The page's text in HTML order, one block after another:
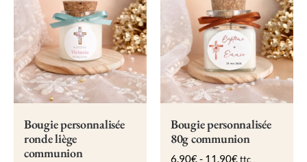
Bougie personnalisée
ronde liège
communion
Bougie personnalisée
80g communion
6.90€- 11.90€ ttc